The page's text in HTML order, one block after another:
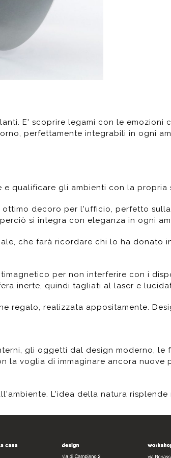
E' scoprire legami con le
perfettamente integrabili in ogni
qualificare gli ambienti con la
decoro per l'ufficio, perfetto
si integra con eleganza in ogni
che farà ricordare chi lo ha donato
per non interferire con i
inerte, quindi tagliati al laser e
regalo, realizzata appositamente.
gli oggetti dal design moderno,
la voglia di immaginare ancora
L'idea della natura